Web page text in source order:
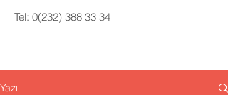
Tel: 0(232) 388 33 34
Yazı